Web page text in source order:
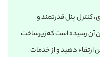
کنترل پنل قدرتمند و
آن رسیده است که زیرساخت
دهید و از خدمات